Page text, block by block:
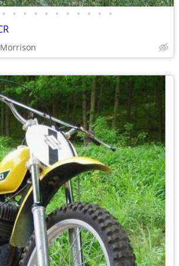
• • • • • • • • • • •
Morrison